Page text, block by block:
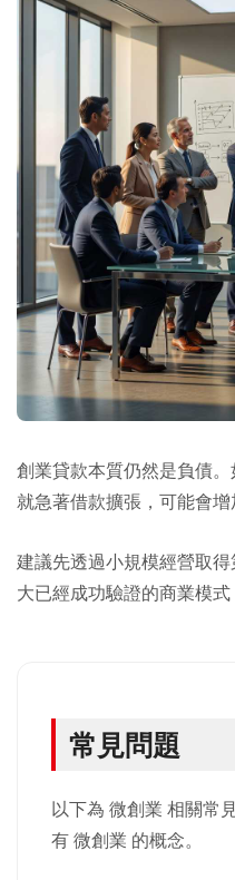
創業貸款本質仍然是負債
就急著借款擴張，可能會增
建議先透過小規模經營取
大已經成功驗證的商業模式
常見問題
以下為 微創業 相關常
有 微創業 的概念。